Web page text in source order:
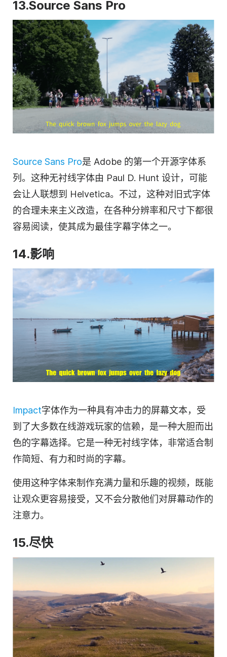
13.Source Sans Pro
Source Sans Pro是 Adobe 的第一个开源字体系
列。这种无衬线字体由 Paul D. Hunt 设计，可能
会让人联想到 Helvetica。不过，这种对旧式字体
的合理未来主义改造，在各种分辨率和尺寸下都很
容易阅读，使其成为最佳字幕字体之一。
14.影响
Impact字体作为一种具有冲击力的屏幕文本，受
到了大多数在线游戏玩家的信赖，是一种大胆而出
色的字幕选择。它是一种无衬线字体，非常适合制
作简短、有力和时尚的字幕。
使用这种字体来制作充满力量和乐趣的视频，既能
让观众更容易接受，又不会分散他们对屏幕动作的
注意力。
15.尽快